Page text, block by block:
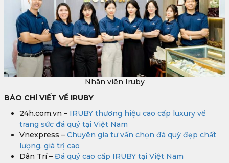
Nhân viên Iruby
BÁO CHÍ VIẾT VỀ IRUBY
24h.com.vn – IRUBY thương hiệu cao cấp luxury về
trang sức đá quý tại Việt Nam
Vnexpress – Chuyên gia tư vấn chọn đá quý đẹp chất
lượng, giá trị cao
Dân Trí – Đá quý cao cấp IRUBY tại Việt Nam